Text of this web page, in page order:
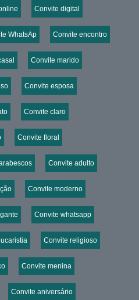
Convite digital
WhatsAp Convite encontro
Convite marido
Convite esposa
Convite claro
Convite floral
Convite adulto
Convite moderno
Convite whatsapp
Convite religioso
Convite menina
Convite aniversário